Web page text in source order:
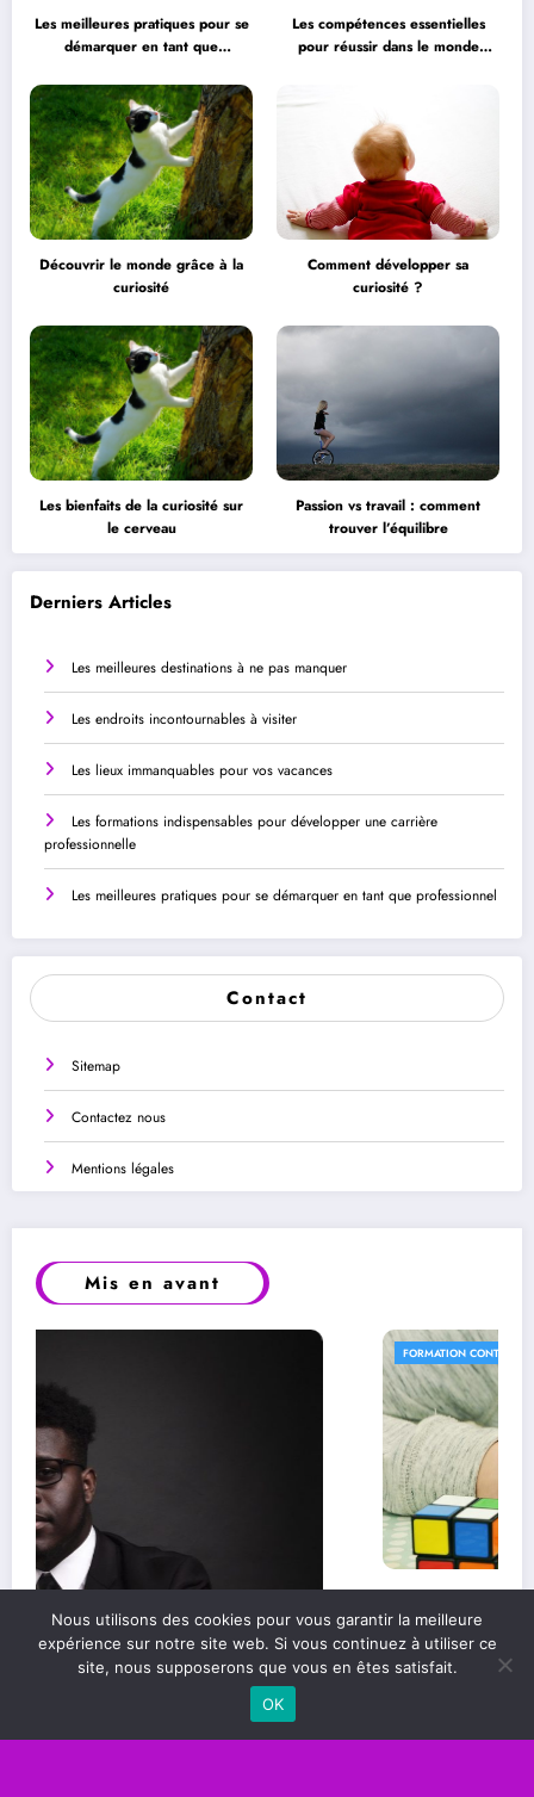
Les meilleures pratiques pour se
démarquer en tant que
Les compétences essentielles
pour réussir dans le monde
Découvrir le monde grâce à la
curiosité
Comment développer sa
curiosité ?
Les bienfaits de la curiosité sur
le cerveau
Passion vs travail : comment
trouver l’équilibre
Derniers Articles
Les meilleures destinations à ne pas manquer
Les endroits incontournables à visiter
Les lieux immanquables pour vos vacances
Les formations indispensables pour développer une carrière
professionnelle
Les meilleures pratiques pour se démarquer en tant que professionnel
Contact
Sitemap
Contactez nous
Mentions légales
Mis en avant
Les compétences essentielles pour réussir
dans le monde professionnel
Nous utilisons des cookies pour vous garantir la meilleure
expérience sur notre site web. Si vous continuez à utiliser ce
site, nous supposerons que vous en êtes satisfait.
OK